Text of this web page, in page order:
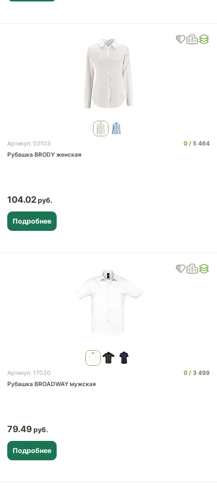
Артикул: 02103 0
5 464
Рубашка BRODY женская
104.02
Подробнее
Артикул: 17030 0
3 499
Рубашка BROADWAY мужская
79.49
Подробнее